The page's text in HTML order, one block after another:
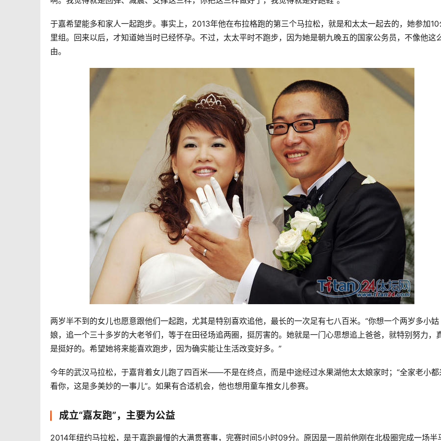
于嘉希望能多和家人一起跑步。事实上，2013年他在布拉格跑的第三个马拉松，就是和太太一起去的，她参加10
里组。回来以后，才知道她当时已经怀孕。不过，太太平时不跑步，因为她是朝九晚五的国家公务员，不像他这
由。
两岁半不到的女儿也愿意跟他们一起跑，尤其是特别喜欢追他，最长的一次足有七八百米。“你想一个两岁多小姑
娘，追一个三十多岁的大老爷们，等于在田径场追两圈，挺厉害的。她就是一门心思想追上爸爸，就特别努力，
是挺好的。希望她将来能喜欢跑步，因为确实能让生活改变好多。”
今年的武汉马拉松，于嘉背着女儿跑了四百米——不是在终点，而是中途经过水果湖他太太娘家时；“全家老小都
看你，这是多美妙的一事儿”。如果有合适机会，他也想用童车推女儿参赛。
成立“嘉友跑”，主要为公益
2014年纽约马拉松，是于嘉跑最慢的大满贯赛事，完赛时间5小时09分。原因是一周前他刚在北极圈完成一场半